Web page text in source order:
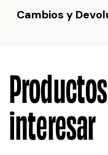
Cambios y
interesar